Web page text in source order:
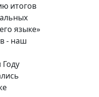
итогов
языке»
- наш